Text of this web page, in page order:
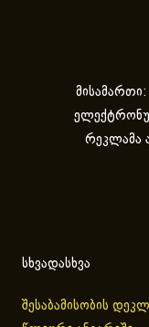
რეკლამა
სხვადასხვა
შესაბამისობის